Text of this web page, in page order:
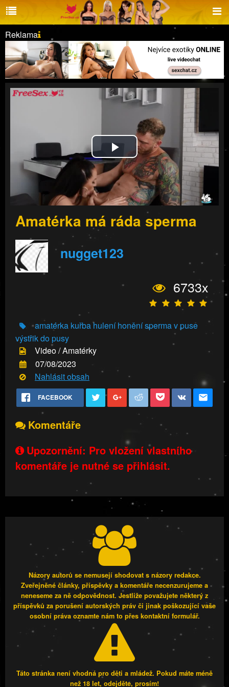
Reklama
Play
Video
Amatérka má ráda sperma
nugget123
6733x
amatérka kuřbahulení honěnísperma v puse
výstřik do pusy
Video / Amatérky
07/08/2023
Nahlásit obsah
FACEBOOK
Komentáře
Upozornění: Pro vložení vlastního
komentáře je nutné se přihlásit.
Názory autorů se nemusejí shodovat s názory redakce.
Zveřejněné články, příspěvky a komentáře necenzurujeme a
neneseme za ně odpovědnost. Jestliže považujete některý z
příspěvků za porušení autorských práv či jinak poškozující vaše
osobní práva oznamte nám to přes kontaktní formulář.
Táto stránka není vhodná pro děti a mládež. Pokud máte méně
než 18 let, odejděte, prosím!